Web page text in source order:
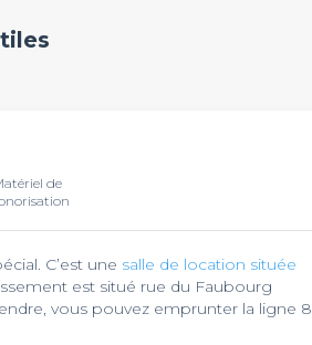
de
C’est une salle de location située
est situé rue du Faubourg
vous pouvez emprunter la ligne 8
à 130 mètres de là.